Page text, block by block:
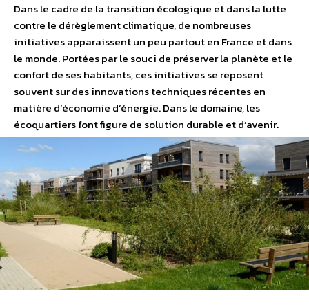
Dans le cadre de la transition écologique et dans la lutte
contre le dérèglement climatique, de nombreuses
initiatives apparaissent un peu partout en France et dans
le monde. Portées par le souci de préserver la planète et le
confort de ses habitants, ces initiatives se reposent
souvent sur des innovations techniques récentes en
matière d’économie d’énergie. Dans le domaine, les
écoquartiers font figure de solution durable et d’avenir.